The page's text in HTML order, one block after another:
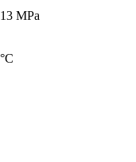
MPa